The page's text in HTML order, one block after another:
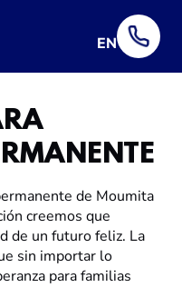
EN
de Moumita
creemos que
de un futuro feliz. La
sin importar lo
para familias